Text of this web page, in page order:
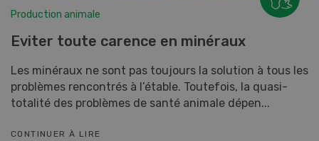
Production animale
Eviter toute carence en minéraux
Les minéraux ne sont pas toujours la solution à tous les
problèmes rencontrés à l’étable. Toutefois, la quasi-
totalité des problèmes de santé animale dépen...
CONTINUER À LIRE